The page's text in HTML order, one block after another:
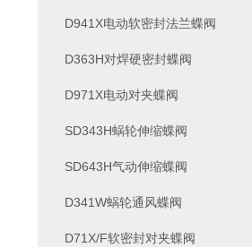
D941X电动软密封法兰蝶阀
D363H对焊硬密封蝶阀
D971X电动对夹蝶阀
SD343H蜗轮伸缩蝶阀
SD643H气动伸缩蝶阀
D341W蜗轮通风蝶阀
D71X/F软密封对夹蝶阀